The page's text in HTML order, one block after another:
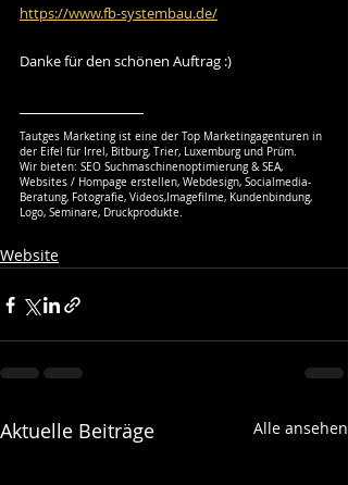
https://www.fb-systembau.de/
Danke für den schönen Auftrag :)
Tautges Marketing ist eine der Top Marketingagenturen in
der Eifel für Irrel, Bitburg, Trier, Luxemburg und Prüm.
Wir bieten: SEO Suchmaschinenoptimierung & SEA,
Websites / Hompage erstellen, Webdesign, Socialmedia-
Beratung, Fotografie, Videos,Imagefilme, Kundenbindung,
Logo, Seminare, Druckprodukte.
Website
Aktuelle Beiträge Alle ansehen